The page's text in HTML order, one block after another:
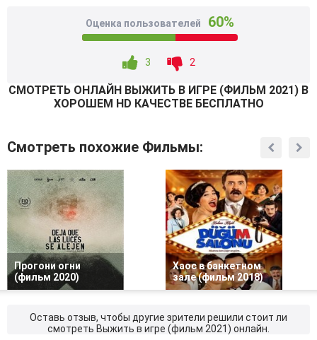
Оценка пользователей 60%
3 2
СМОТРEТЬ ОНЛАЙН ВЫЖИТЬ В ИГРЕ (ФИЛЬМ 2021) В
ХОРОШЕМ HD КАЧЕСТВЕ БЕСПЛАТНО
Смотреть похожие Фильмы:
Прогони огни
(фильм 2020)
Хаос в банкетном
зале (фильм 2018)
Оставь отзыв, чтобы другие зрители решили стоит ли
смотреть Выжить в игре (фильм 2021) онлайн.